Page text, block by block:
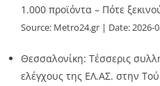
1.000 προϊόντα – Πότε
Source: Metro24.gr Date: 2026-
Θεσσαλονίκη: Τέσσερις
ελέγχους της ΕΛ.ΑΣ. στην